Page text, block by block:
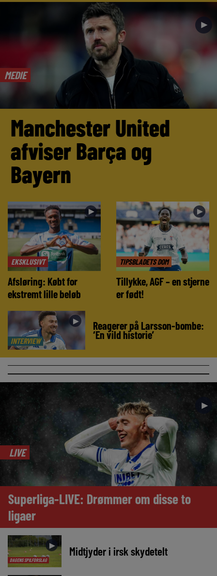
MEDIE
►
Manchester United
afviser Barça og
Bayern
EKSKLUSIVT
►
Afsløring: Købt for
ekstremt lille beløb
TIPSBLADETS DOM
►
Tillykke, AGF – en stjerne
er født!
INTERVIEW
► Reagerer på Larsson-bombe:
‘En vild historie’
►
LIVE
Superliga-LIVE: Drømmer om disse to
ligaer
DAGENS SPILFORSLAG
► Midtjyder i irsk skydetelt